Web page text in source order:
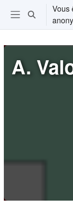
Passer au contenu
Ouvrir le menu
Activer/
Vous
A.